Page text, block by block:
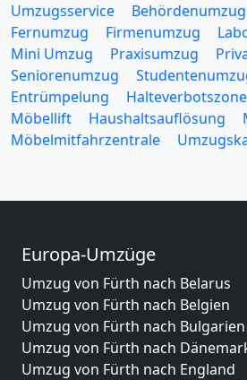
Umzugsservice Behördenumzug
Fernumzug
Firmenumzug
Mini Umzug
Praxisumzug
Seniorenumzug
Entrümpelung
Halteverbotszone
Möbellift
Haushaltsauflösung
Möbelmitfahrzentrale
Europa-Umzüge
Umzug von Fürth nach Belarus
Umzug von Fürth nach Belgien
Umzug von Fürth nach Bulgarien
Umzug von Fürth nach
Umzug von Fürth nach England